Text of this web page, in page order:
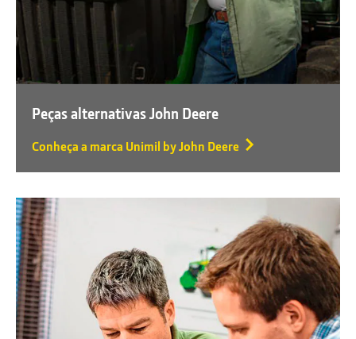
Peças alternativas John Deere
Conheça a marca Unimil by John Deere